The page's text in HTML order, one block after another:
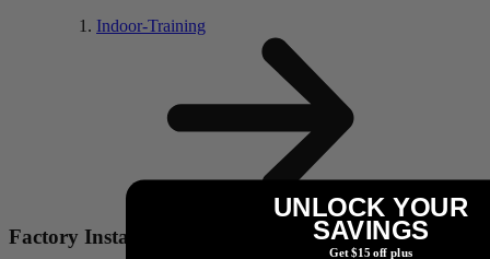
Indoor-Training
Factory Install
UNLOCK YOUR
SAVINGS
Get $15 off plus